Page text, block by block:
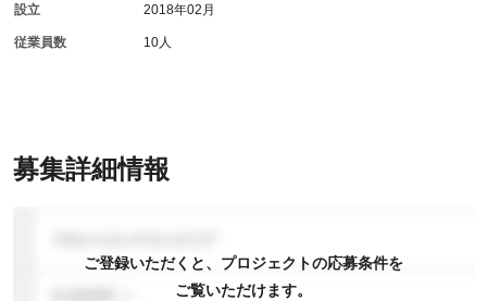
募集詳細情報
ご登録いただくと、プロジェクトの応募条件を
ご覧いただけます。
設立 2018年02月
従業員数 10人